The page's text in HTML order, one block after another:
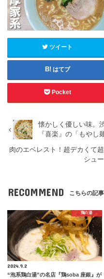
ツイート
はてブ
Pocket
懐かしく優しい味。
『喜楽』の「もやし
肉のエベレスト！超デカくて
シュ
RECOMMEND こちらの記
鶏白湯
2024.9.2
“泡系鶏白湯”の名店『鶏soba 座銀』が